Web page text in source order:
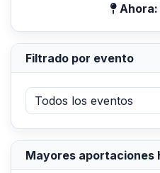
Filtrado por evento
Mayores aportaciones